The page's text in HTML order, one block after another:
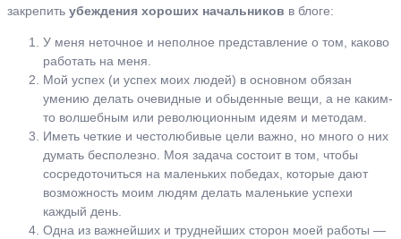
закрепить убеждения хороших начальников в блоге:
У меня неточное и неполное представление о том, каково
работать на меня.
Мой успех (и успех моих людей) в основном обязан
умению делать очевидные и обыденные вещи, а не каким-
то волшебным или революционным идеям и методам.
Иметь четкие и честолюбивые цели важно, но много о них
думать бесполезно. Моя задача состоит в том, чтобы
сосредоточиться на маленьких победах, которые дают
возможность моим людям делать маленькие успехи
каждый день.
Одна из важнейших и труднейших сторон моей работы —